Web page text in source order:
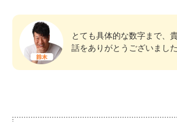
とても具体的な数字まで、
話をありがとうございました